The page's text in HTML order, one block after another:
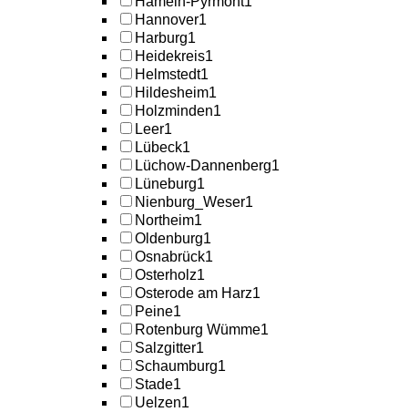
Hannover1
Harburg1
Heidekreis1
Helmstedt1
Hildesheim1
Holzminden1
Leer1
Lübeck1
Lüchow-Dannenberg1
Lüneburg1
Nienburg_Weser1
Northeim1
Oldenburg1
Osnabrück1
Osterholz1
Osterode am Harz1
Peine1
Rotenburg Wümme1
Salzgitter1
Schaumburg1
Stade1
Uelzen1